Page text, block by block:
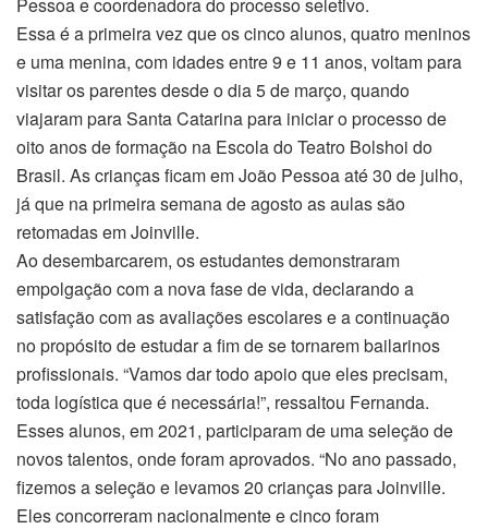
Essa é a primeira vez que os cinco alunos, quatro meninos
e uma menina, com idades entre 9 e 11 anos, voltam para
visitar os parentes desde o dia 5 de março, quando
viajaram para Santa Catarina para iniciar o processo de
oito anos de formação na Escola do Teatro Bolshoi do
Brasil. As crianças ficam em João Pessoa até 30 de julho,
já que na primeira semana de agosto as aulas são
retomadas em Joinville.
Ao desembarcarem, os estudantes demonstraram
empolgação com a nova fase de vida, declarando a
satisfação com as avaliações escolares e a continuação
no propósito de estudar a fim de se tornarem bailarinos
profissionais. “Vamos dar todo apoio que eles precisam,
toda logística que é necessária!”, ressaltou Fernanda.
Esses alunos, em 2021, participaram de uma seleção de
novos talentos, onde foram aprovados. “No ano passado,
fizemos a seleção e levamos 20 crianças para Joinville.
Eles concorreram nacionalmente e cinco foram